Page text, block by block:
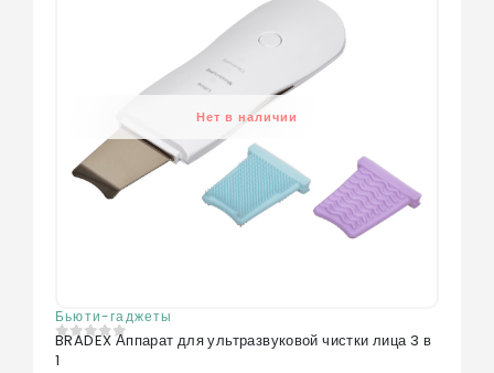
Нет в наличии
Бьюти-гаджеты
0из 5
BRADEX Аппарат для ультразвуковой чистки лица 3 в
1